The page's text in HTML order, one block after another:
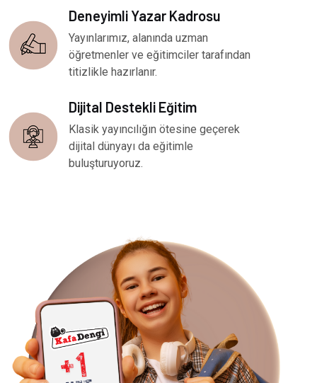
Deneyimli Yazar Kadrosu
Yayınlarımız, alanında uzman
öğretmenler ve eğitimciler tarafından
titizlikle hazırlanır.
Dijital Destekli Eğitim
Klasik yayıncılığın ötesine geçerek
dijital dünyayı da eğitimle
buluşturuyoruz.